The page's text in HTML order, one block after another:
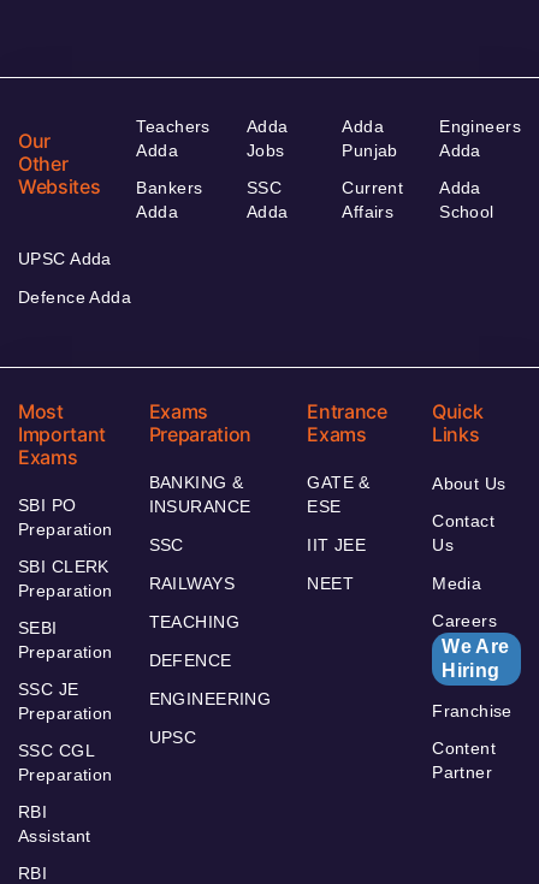
Our
Other
Websites
Teachers
Adda
Bankers
Adda
Adda
Jobs
SSC
Adda
Adda
Punjab
Current
Affairs
Engineers
Adda
Adda
School
UPSC Adda
Defence Adda
Most
Important
Exams
SBI PO
Preparation
SBI CLERK
Preparation
SEBI
Preparation
SSC JE
Preparation
SSC CGL
Preparation
RBI
Assistant
RBI
Exams
Preparation
BANKING &
INSURANCE
SSC
RAILWAYS
TEACHING
DEFENCE
ENGINEERING
UPSC
Entrance
Exams
GATE &
ESE
IIT JEE
NEET
Quick
Links
About Us
Contact
Us
Media
Careers
We Are
Hiring
Franchise
Content
Partner